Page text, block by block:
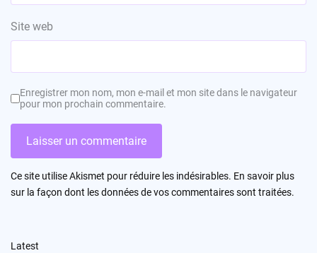
Site web
Enregistrer mon nom, mon e-mail et mon site dans le navigateur
pour mon prochain commentaire.
Ce site utilise Akismet pour réduire les indésirables. En savoir plus
sur la façon dont les données de vos commentaires sont traitées.
Latest